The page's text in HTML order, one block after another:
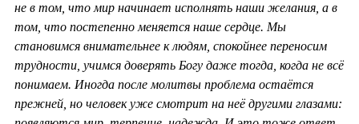
не в том, что мир начинает исполнять наши желания, а в
том, что постепенно меняется наше сердце. Мы
становимся внимательнее к людям, спокойнее переносим
трудности, учимся доверять Богу даже тогда, когда не всё
понимаем. Иногда после молитвы проблема остаётся
прежней, но человек уже смотрит на неё другими глазами: